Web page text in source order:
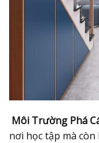
Môi Trường Phá
nơi học tập mà